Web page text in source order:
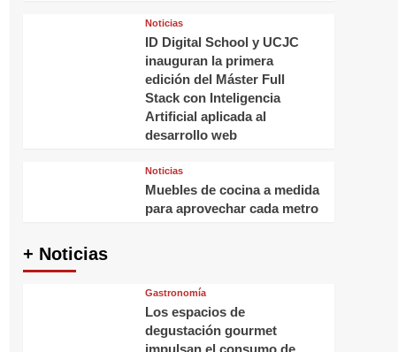
Noticias
ID Digital School y UCJC
inauguran la primera
edición del Máster Full
Stack con Inteligencia
Artificial aplicada al
desarrollo web
Noticias
Muebles de cocina a medida
para aprovechar cada metro
+ Noticias
Gastronomía
Los espacios de
degustación gourmet
impulsan el consumo de